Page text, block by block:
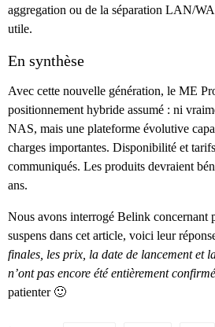
aggregation ou de la séparation LAN/
utile.
En synthèse
Avec cette nouvelle génération, le ME
positionnement hybride assumé : ni
NAS, mais une plateforme évolutive
charges importantes. Disponibilité et
communiqués. Les produits devraient
ans.
Nous avons interrogé Belink concernant
suspens dans cet article, voici leur
finales, les prix, la date de lancement et
n’ont pas encore été entièrement
patienter 🙂